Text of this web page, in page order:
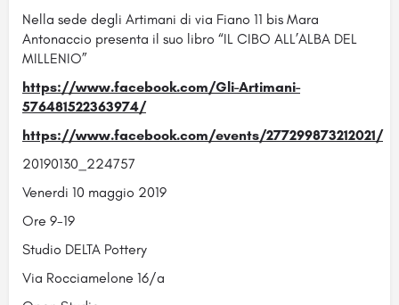
Nella sede degli Artimani di via Fiano 11 bis Mara
Antonaccio presenta il suo libro “IL CIBO ALL’ALBA DEL
MILLENIO”
https://www.facebook.com/Gli-Artimani-
576481522363974/
https://www.facebook.com/events/277299873212021/
20190130_224757
Venerdi 10 maggio 2019
Ore 9-19
Studio DELTA Pottery
Via Rocciamelone 16/a